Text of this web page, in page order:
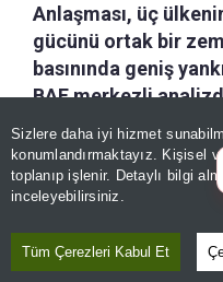
Sizlere daha iyi hizmet
konumlandırmaktayız. Kişisel
toplanıp işlenir. Detaylı bilgi
inceleyebilirsiniz.
Tüm Çerezleri Kabul Et
Anlaşması, üç
gücünü ortak bir
basınında geniş
BAE merkezli
askeri bir iş birliği
gerektiği
ve gelişmiş savunma
anlaşmayla birlikte
ekonomik ilişkilerde
edebileceğine